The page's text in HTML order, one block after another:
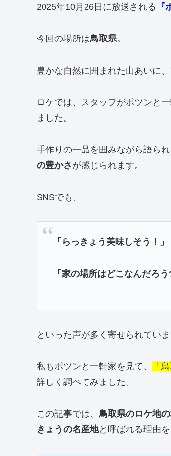
2025年10月26日に放送される 『
今回の場所は鳥取県。
豊かな自然に囲まれた山あいに
ロケでは、スタッフがポツンと一
ました。
手作りの一品を囲みながら語ら
の豊かさ が感じられます。
SNSでも、
「らっきょう美味しそう！」
「家の場所はどこなんだろう
といった声が多く寄せられていま
私もポツンと一軒家を見て、 「
詳しく調べてみました。
この記事では、 鳥取県のロケ地
きょうの名産地と呼ばれる理由